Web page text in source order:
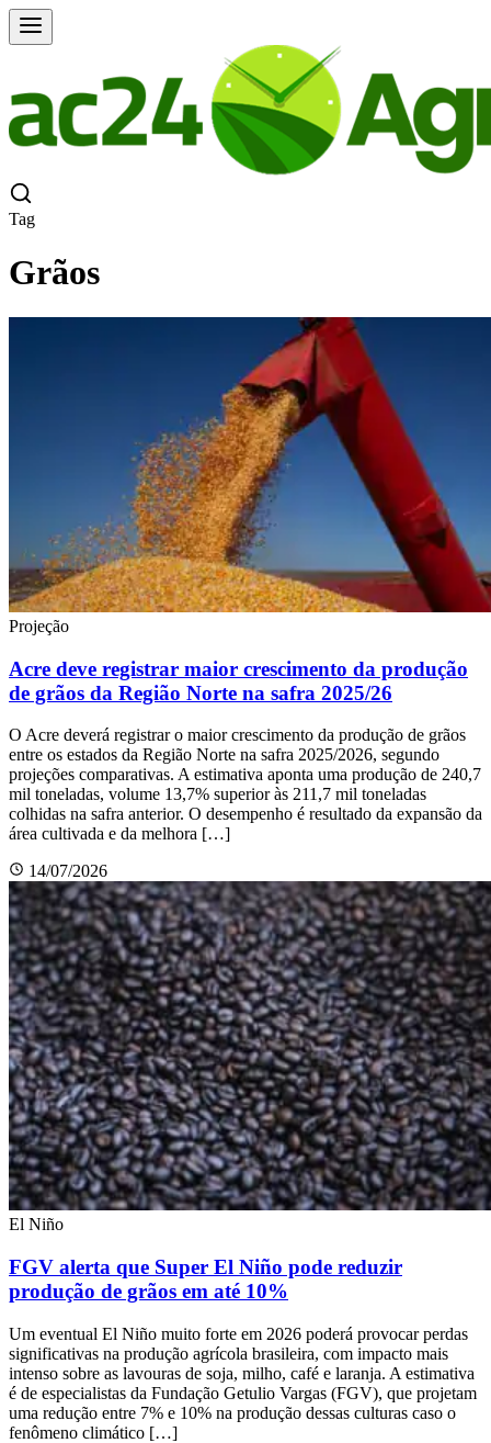
Tag
Grãos
Projeção
Acre deve registrar maior crescimento da produção
de grãos da Região Norte na safra 2025/26
O Acre deverá registrar o maior crescimento da produção de grãos
entre os estados da Região Norte na safra 2025/2026, segundo
projeções comparativas. A estimativa aponta uma produção de 240,7
mil toneladas, volume 13,7% superior às 211,7 mil toneladas
colhidas na safra anterior. O desempenho é resultado da expansão da
área cultivada e da melhora […]
14/07/2026
El Niño
FGV alerta que Super El Niño pode reduzir
produção de grãos em até 10%
Um eventual El Niño muito forte em 2026 poderá provocar perdas
significativas na produção agrícola brasileira, com impacto mais
intenso sobre as lavouras de soja, milho, café e laranja. A estimativa
é de especialistas da Fundação Getulio Vargas (FGV), que projetam
uma redução entre 7% e 10% na produção dessas culturas caso o
fenômeno climático […]